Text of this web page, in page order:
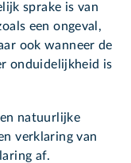
sprake is van
een ongeval,
ook wanneer de
onduidelijkheid is
natuurlijke
verklaring van
af.